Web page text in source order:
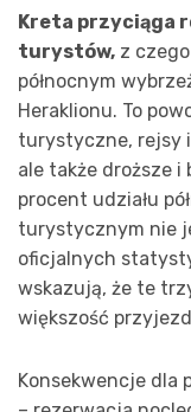
Kreta przyciąga
turystów, z
północnym
Heraklionu. To
turystyczne, rejsy
ale także droższe i
procent udziału
turystycznym nie
oficjalnych
wskazują, że te
większość
Konsekwencje dla